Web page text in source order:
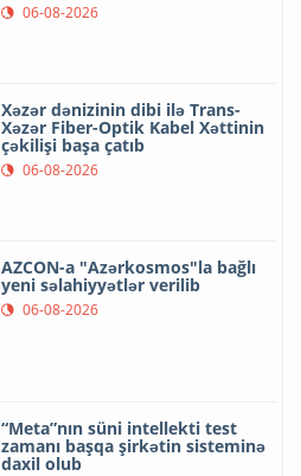
06-08-2026
Xəzər dənizinin dibi ilə Trans-
Xəzər Fiber-Optik Kabel Xəttinin
çəkilişi başa çatıb
06-08-2026
AZCON-a "Azərkosmos"la bağlı
yeni səlahiyyətlər verilib
06-08-2026
“Meta”nın süni intellekti test
zamanı başqa şirkətin sisteminə
daxil olub